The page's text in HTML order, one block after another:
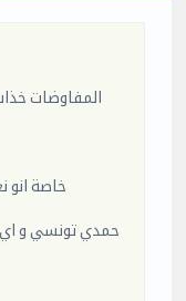
المفاوضات
خاصة انو
حمدي تونسي و